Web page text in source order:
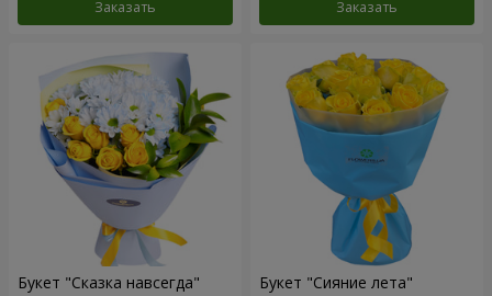
Заказать Заказать
Букет "Сказка навсегда" Букет "Сияние лета"